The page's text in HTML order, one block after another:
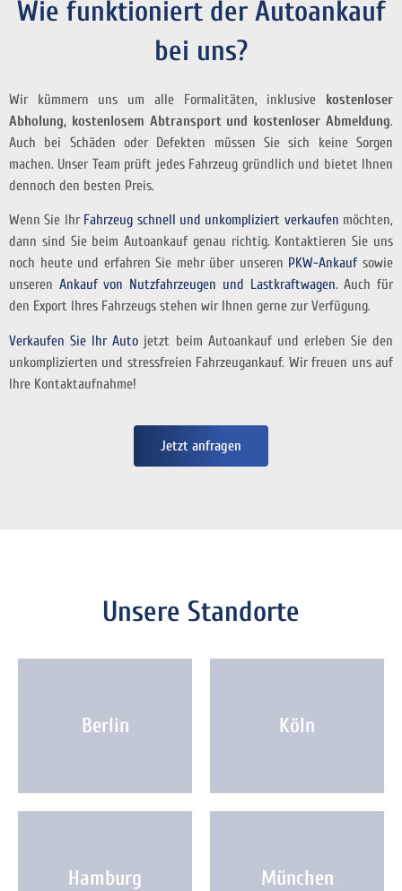
Wie funktioniert der Autoankauf
bei uns?
Wir kümmern uns um alle Formalitäten, inklusive kostenloser
Abholung, kostenlosem Abtransport und kostenloser Abmeldung.
Auch bei Schäden oder Defekten müssen Sie sich keine Sorgen
machen. Unser Team prüft jedes Fahrzeug gründlich und bietet Ihnen
dennoch den besten Preis.
Wenn Sie Ihr Fahrzeug schnell und unkompliziert verkaufen möchten,
dann sind Sie beim Autoankauf genau richtig. Kontaktieren Sie uns
noch heute und erfahren Sie mehr über unseren PKW-Ankaufsowie
unseren Ankauf von Nutzfahrzeugen und Lastkraftwagen. Auch für
den Export Ihres Fahrzeugs stehen wir Ihnen gerne zur Verfügung.
Verkaufen Sie Ihr Auto jetzt beim Autoankauf und erleben Sie den
unkomplizierten und stressfreien Fahrzeugankauf. Wir freuen uns auf
Ihre Kontaktaufnahme!
Jetzt anfragen
Unsere Standorte
Berlin Köln
Hamburg München